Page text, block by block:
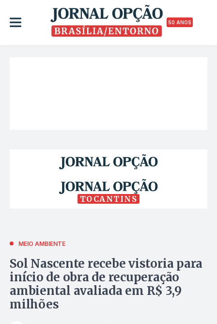
50 ANOS
TOCANTINS
MEIO AMBIENTE
Sol Nascente recebe vistoria para
início de obra de recuperação
ambiental avaliada em R$ 3,9
milhões